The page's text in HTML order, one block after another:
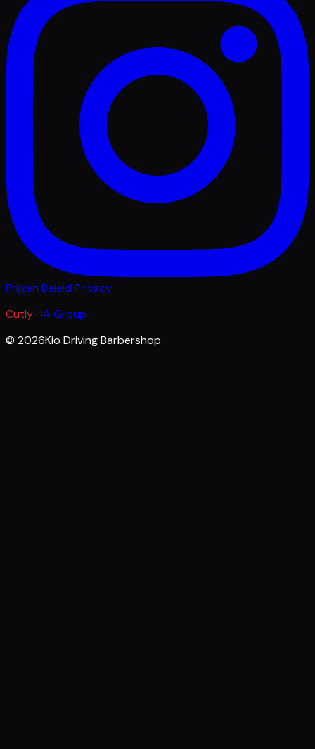
Prijzen Beleid Privacy
Cutly· IA Group
© 2026Kio Driving Barbershop